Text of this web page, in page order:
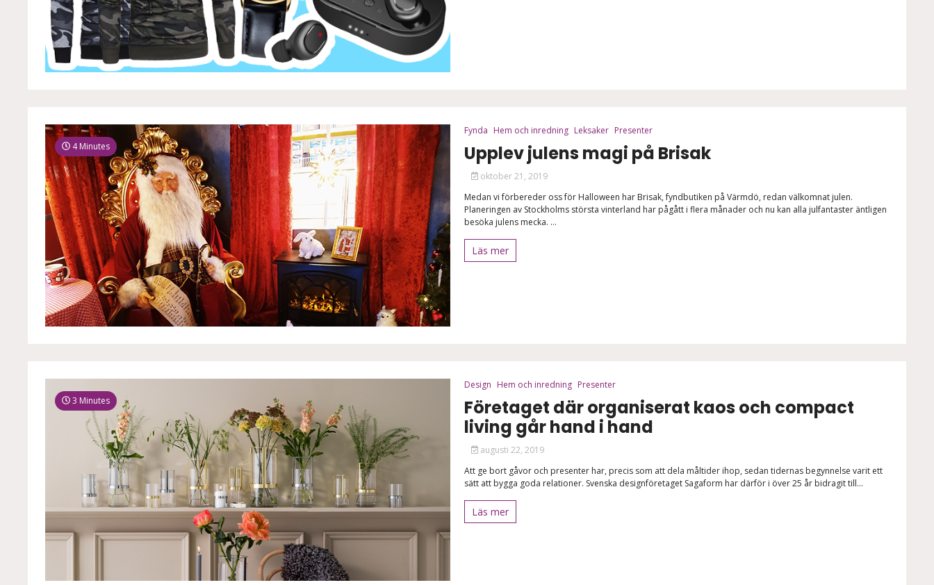
4 Minutes
Fynda Hem och inredning Leksaker Presenter
Upplev julens magi på Brisak
oktober 21, 2019
Medan vi förbereder oss för Halloween har Brisak, fyndbutiken på Värmdö, redan välkomnat julen.
Planeringen av Stockholms största vinterland har pågått i flera månader och nu kan alla julfantaster äntligen
besöka julens mecka. ...
Läs mer
3 Minutes
Design Hem och inredning Presenter
Företaget där organiserat kaos och compact
living går hand i hand
augusti 22, 2019
Att ge bort gåvor och presenter har, precis som att dela måltider ihop, sedan tidernas begynnelse varit ett
sätt att bygga goda relationer. Svenska designföretaget Sagaform har därför i över 25 år bidragit till...
Läs mer